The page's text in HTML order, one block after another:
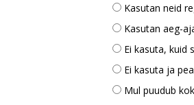
Kasutan neid
Kasutan aeg-
Ei kasuta, kuid
Ei kasuta ja
Mul puudub